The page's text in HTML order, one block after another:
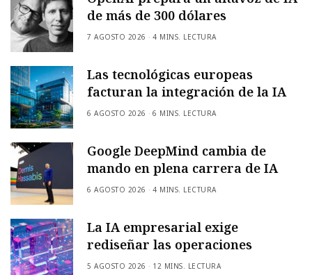
de más de 300 dólares
7 AGOSTO 2026 4 MINS. LECTURA
Las tecnológicas europeas
facturan la integración de la IA
6 AGOSTO 2026 6 MINS. LECTURA
Google DeepMind cambia de
mando en plena carrera de IA
6 AGOSTO 2026 4 MINS. LECTURA
La IA empresarial exige
rediseñar las operaciones
5 AGOSTO 2026 12 MINS. LECTURA